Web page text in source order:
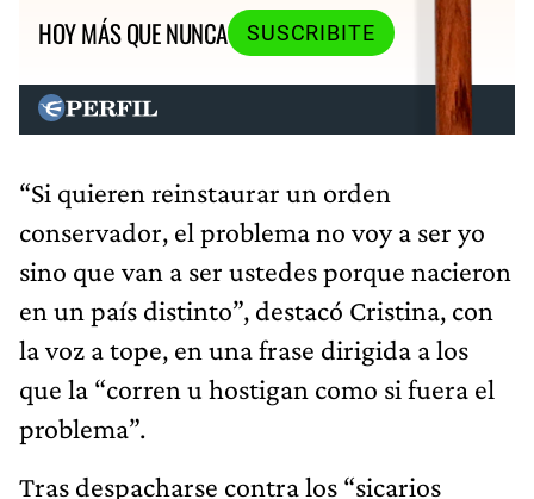
HOY MÁS QUE NUNCA
SUSCRIBITE
“Si quieren reinstaurar un orden
conservador, el problema no voy a ser yo
sino que van a ser ustedes porque nacieron
en un país distinto”, destacó Cristina, con
la voz a tope, en una frase dirigida a los
que la “corren u hostigan como si fuera el
problema”.
Tras despacharse contra los “sicarios